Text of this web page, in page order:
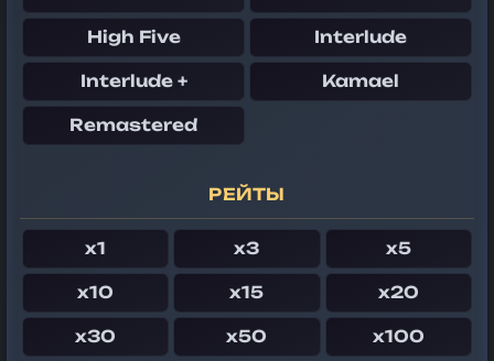
High Five Interlude
Interlude + Kamael
Remastered
РЕЙТЫ
x1 x3 x5
x10 x15 x20
x30 x50 x100